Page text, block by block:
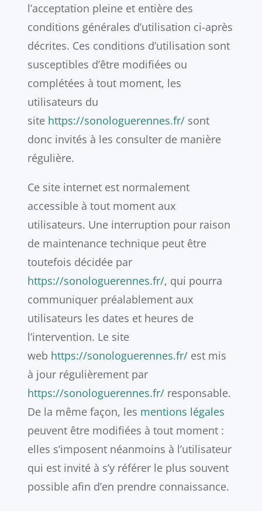
l’acceptation pleine et entière des
conditions générales d’utilisation ci-après
décrites. Ces conditions d’utilisation sont
susceptibles d’être modifiées ou
complétées à tout moment, les
utilisateurs du
site https://sonologuerennes.fr/ sont
donc invités à les consulter de manière
régulière.
Ce site internet est normalement
accessible à tout moment aux
utilisateurs. Une interruption pour raison
de maintenance technique peut être
toutefois décidée par
https://sonologuerennes.fr/, qui pourra
communiquer préalablement aux
utilisateurs les dates et heures de
l’intervention. Le site
web https://sonologuerennes.fr/ est mis
à jour régulièrement par
https://sonologuerennes.fr/ responsable.
De la même façon, les mentions légales
peuvent être modifiées à tout moment :
elles s’imposent néanmoins à l’utilisateur
qui est invité à s’y référer le plus souvent
possible afin d’en prendre connaissance.